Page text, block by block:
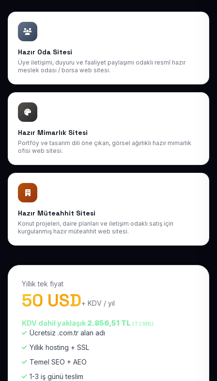
Hazır Oda Sitesi
Üye iletişimi, duyuru ve faaliyet paylaşımı odaklı resmî hazır
meslek odası / borsa web sitesi.
Hazır Mimarlık Sitesi
Portföy ve tasarım dili öne çıkan, görsel ağırlıklı hazır mimarlık
ofisi web sitesi.
Hazır Müteahhit Sitesi
Konut projeleri, daire planları ve iletişim odaklı satış için
kurgulanmış hazır müteahhit web sitesi.
Yıllık tek fiyat
50 USD+ KDV / yıl
KDV dahil yaklaşık 2.856,51 TL (TCMB)
Ücretsiz .com.tr alan adı
Yıllık hosting + SSL
Temel SEO + AEO
1-3 iş günü teslim